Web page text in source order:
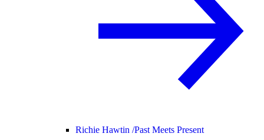
Richie Hawtin /Past Meets Present